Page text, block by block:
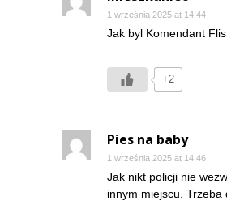
1 września 2025 at 14:44
Jak byl Komendant
+2
Pies na baby
1 września 2025 at 14:46
Jak nikt policji nie
innym miejscu. Trzeba